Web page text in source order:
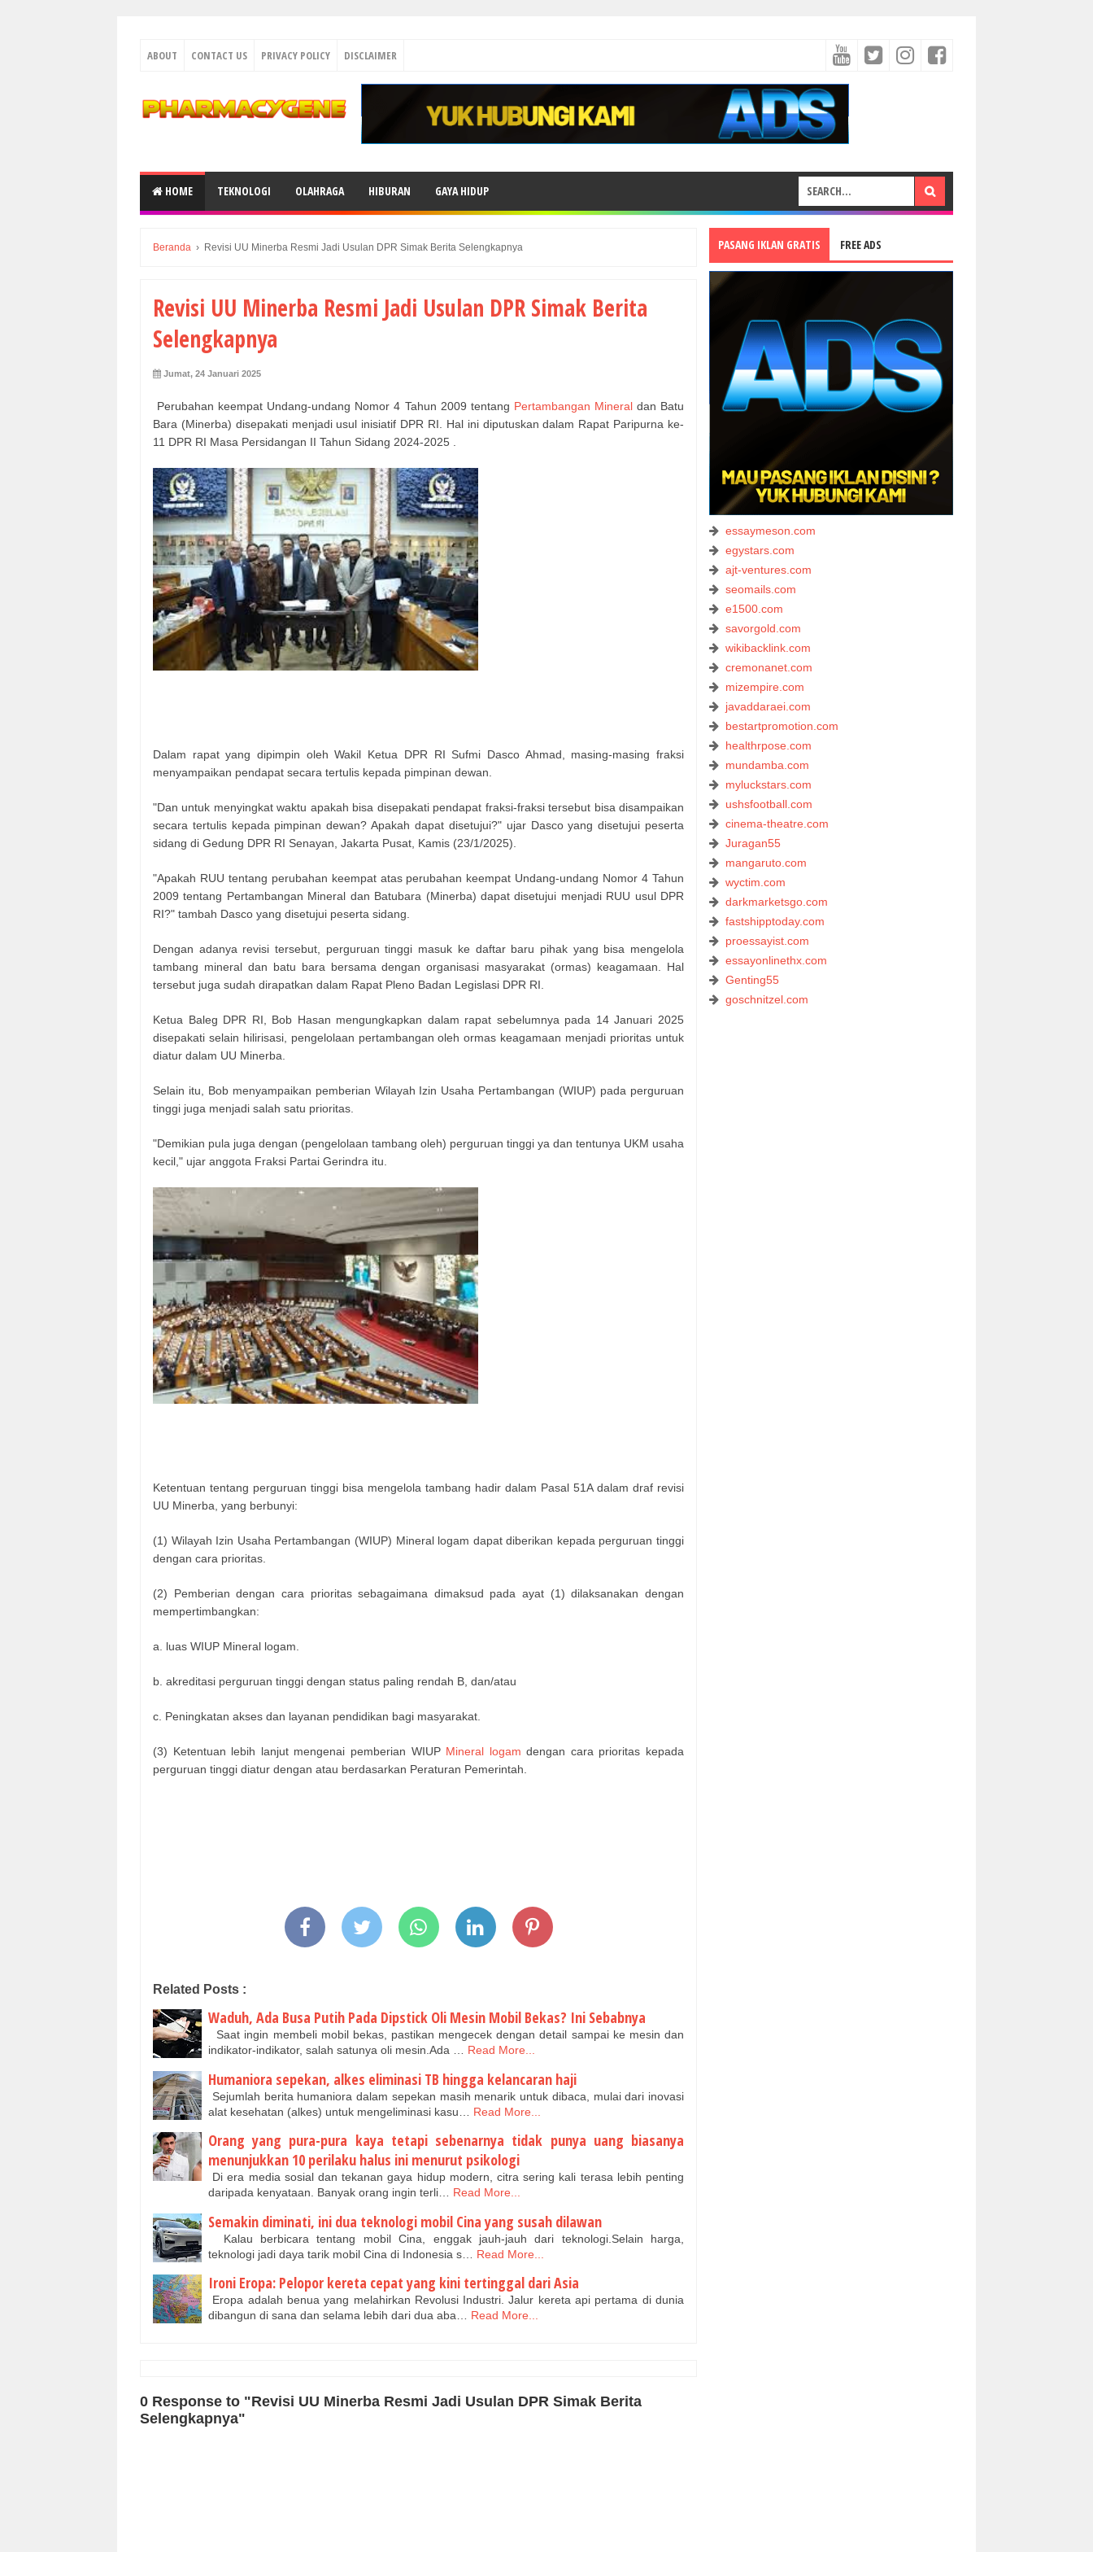
ABOUT CONTACT US PRIVACY POLICY DISCLAIMER
HOME TEKNOLOGI OLAHRAGA HIBURAN GAYA HIDUP
Beranda › Revisi UU Minerba Resmi Jadi Usulan DPR Simak Berita Selengkapnya
Revisi UU Minerba Resmi Jadi Usulan DPR Simak Berita
Selengkapnya
Jumat, 24 Januari 2025
Perubahan keempat Undang-undang Nomor 4 Tahun 2009 tentang Pertambangan Mineraldan Batu
Bara (Minerba) disepakati menjadi usul inisiatif DPR RI. Hal ini diputuskan dalam Rapat Paripurna ke-
11 DPR RI Masa Persidangan II Tahun Sidang 2024-2025 .
Dalam rapat yang dipimpin oleh Wakil Ketua DPR RI Sufmi Dasco Ahmad, masing-masing fraksi
menyampaikan pendapat secara tertulis kepada pimpinan dewan.
"Dan untuk menyingkat waktu apakah bisa disepakati pendapat fraksi-fraksi tersebut bisa disampaikan
secara tertulis kepada pimpinan dewan? Apakah dapat disetujui?" ujar Dasco yang disetujui peserta
sidang di Gedung DPR RI Senayan, Jakarta Pusat, Kamis (23/1/2025).
"Apakah RUU tentang perubahan keempat atas perubahan keempat Undang-undang Nomor 4 Tahun
2009 tentang Pertambangan Mineral dan Batubara (Minerba) dapat disetujui menjadi RUU usul DPR
RI?" tambah Dasco yang disetujui peserta sidang.
Dengan adanya revisi tersebut, perguruan tinggi masuk ke daftar baru pihak yang bisa mengelola
tambang mineral dan batu bara bersama dengan organisasi masyarakat (ormas) keagamaan. Hal
tersebut juga sudah dirapatkan dalam Rapat Pleno Badan Legislasi DPR RI.
Ketua Baleg DPR RI, Bob Hasan mengungkapkan dalam rapat sebelumnya pada 14 Januari 2025
disepakati selain hilirisasi, pengelolaan pertambangan oleh ormas keagamaan menjadi prioritas untuk
diatur dalam UU Minerba.
Selain itu, Bob menyampaikan pemberian Wilayah Izin Usaha Pertambangan (WIUP) pada perguruan
tinggi juga menjadi salah satu prioritas.
"Demikian pula juga dengan (pengelolaan tambang oleh) perguruan tinggi ya dan tentunya UKM usaha
kecil," ujar anggota Fraksi Partai Gerindra itu.
Ketentuan tentang perguruan tinggi bisa mengelola tambang hadir dalam Pasal 51A dalam draf revisi
UU Minerba, yang berbunyi:
(1) Wilayah Izin Usaha Pertambangan (WIUP) Mineral logam dapat diberikan kepada perguruan tinggi
dengan cara prioritas.
(2) Pemberian dengan cara prioritas sebagaimana dimaksud pada ayat (1) dilaksanakan dengan
mempertimbangkan:
a. luas WIUP Mineral logam.
b. akreditasi perguruan tinggi dengan status paling rendah B, dan/atau
c. Peningkatan akses dan layanan pendidikan bagi masyarakat.
(3) Ketentuan lebih lanjut mengenai pemberian WIUP Mineral logam dengan cara prioritas kepada
perguruan tinggi diatur dengan atau berdasarkan Peraturan Pemerintah.
Related Posts :
Waduh, Ada Busa Putih Pada Dipstick Oli Mesin Mobil Bekas? Ini Sebabnya
Saat ingin membeli mobil bekas, pastikan mengecek dengan detail sampai ke mesin dan
indikator-indikator, salah satunya oli mesin.Ada … Read More...
Humaniora sepekan, alkes eliminasi TB hingga kelancaran haji
Sejumlah berita humaniora dalam sepekan masih menarik untuk dibaca, mulai dari inovasi
alat kesehatan (alkes) untuk mengeliminasi kasu…
Read More...
Orang yang pura-pura kaya tetapi sebenarnya tidak punya uang biasanya
menunjukkan 10 perilaku halus ini menurut psikologi
Di era media sosial dan tekanan gaya hidup modern, citra sering kali terasa lebih penting
daripada kenyataan. Banyak orang ingin terli… Read More...
Semakin diminati, ini dua teknologi mobil Cina yang susah dilawan
Kalau berbicara tentang mobil Cina, enggak jauh-jauh dari teknologi.Selain harga,
teknologi jadi daya tarik mobil Cina di Indonesia s…
Read More...
Ironi Eropa: Pelopor kereta cepat yang kini tertinggal dari Asia
Eropa adalah benua yang melahirkan Revolusi Industri. Jalur kereta api pertama di dunia
dibangun di sana dan selama lebih dari dua aba… Read More...
0 Response to "Revisi UU Minerba Resmi Jadi Usulan DPR Simak Berita
Selengkapnya"
PASANG IKLAN GRATIS FREE ADS
essaymeson.com
egystars.com
ajt-ventures.com
seomails.com
e1500.com
savorgold.com
wikibacklink.com
cremonanet.com
mizempire.com
javaddaraei.com
bestartpromotion.com
healthrpose.com
mundamba.com
myluckstars.com
ushsfootball.com
cinema-theatre.com
Juragan55
mangaruto.com
wyctim.com
darkmarketsgo.com
fastshipptoday.com
proessayist.com
essayonlinethx.com
Genting55
goschnitzel.com